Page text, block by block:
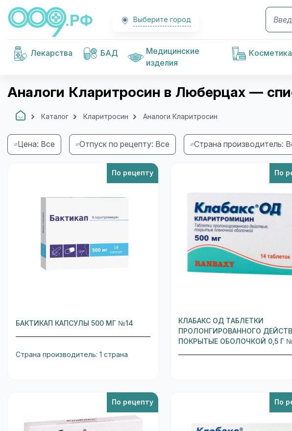
Выберите город
Лекарства БАД
Медицинские
изделия
Косметика
Аналоги Кларитросин в Люберцах —
Каталог Кларитросин Аналоги Кларитросин
Цена: Все Отпуск по рецепту: Все Страна производитель:
По рецепту
БАКТИКАП КАПСУЛЫ 500 МГ №14
Страна производитель: 1 страна
По
КЛАБАКС ОД ТАБЛЕТКИ
ПРОЛОНГИРОВАННОГО
ПОКРЫТЫЕ ОБОЛОЧКОЙ 0,5 Г
По рецепту По